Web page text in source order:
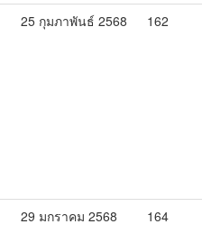
25 กุมภาพันธ์ 2568 162
29 มกราคม 2568 164